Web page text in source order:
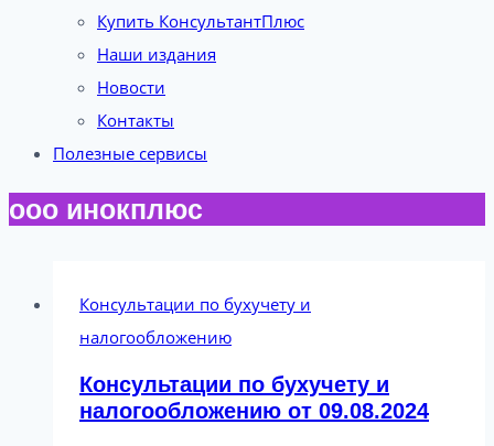
Купить КонсультантПлюс
Наши издания
Новости
Контакты
Полезные сервисы
ооо инокплюс
Консультации по бухучету и
налогообложению
Консультации по бухучету и
налогообложению от 09.08.2024